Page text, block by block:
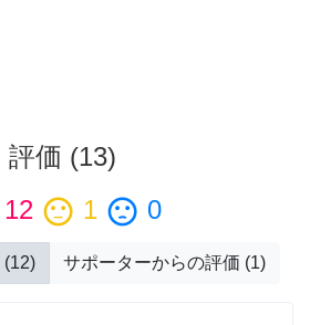
評価 (13)
12 sentiment_neutral 1 sentiment_dissatisfied 0
(12) サポーターからの評価 (1)